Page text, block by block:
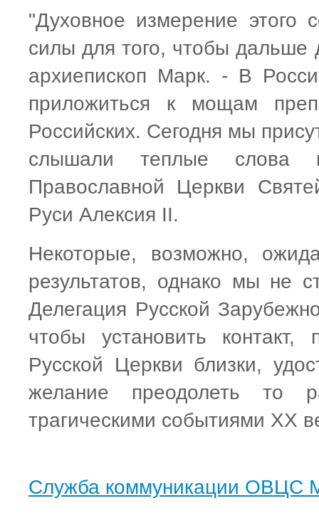
"Духовное измерение
силы для того, чтобы дальше
архиепископ Марк. - В
приложиться к мощам
Российских. Сегодня мы
слышали теплые слова
Православной Церкви
Руси Алексия II.
Некоторые, возможно,
результатов, однако мы не
Делегация Русской
чтобы установить
Русской Церкви близки,
желание преодолеть то
трагическими событиями XX
Служба коммуникации ОВЦС